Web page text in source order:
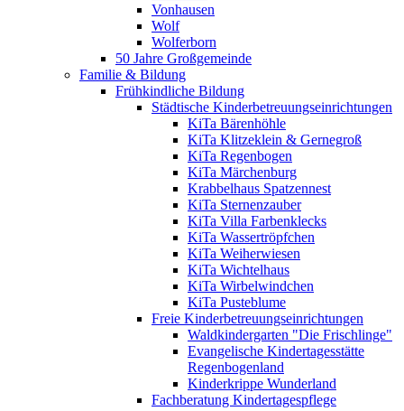
Vonhausen
Wolf
Wolferborn
50 Jahre Großgemeinde
Familie & Bildung
Frühkindliche Bildung
Städtische Kinderbetreuungseinrichtungen
KiTa Bärenhöhle
KiTa Klitzeklein & Gernegroß
KiTa Regenbogen
KiTa Märchenburg
Krabbelhaus Spatzennest
KiTa Sternenzauber
KiTa Villa Farbenklecks
KiTa Wassertröpfchen
KiTa Weiherwiesen
KiTa Wichtelhaus
KiTa Wirbelwindchen
KiTa Pusteblume
Freie Kinderbetreuungseinrichtungen
Waldkindergarten "Die Frischlinge"
Evangelische Kindertagesstätte
Regenbogenland
Kinderkrippe Wunderland
Fachberatung Kindertagespflege